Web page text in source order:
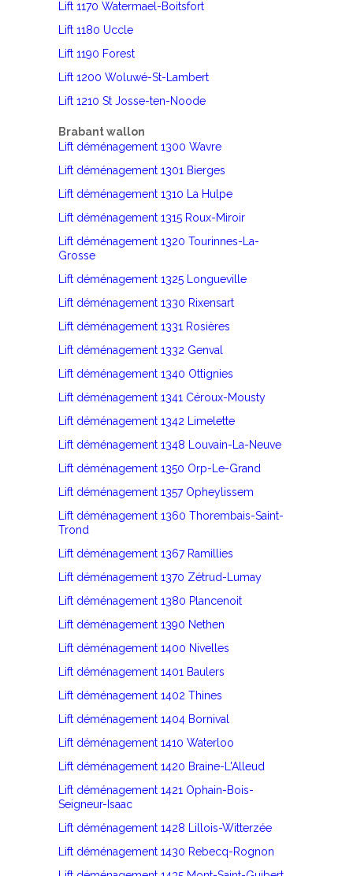
Lift 1170 Watermael-Boitsfort
Lift 1180 Uccle
Lift 1190 Forest
Lift 1200 Woluwé-St-Lambert
Lift 1210 St Josse-ten-Noode
Brabant wallon
Lift déménagement 1300 Wavre
Lift déménagement 1301 Bierges
Lift déménagement 1310 La Hulpe
Lift déménagement 1315 Roux-Miroir
Lift déménagement 1320 Tourinnes-La-
Grosse
Lift déménagement 1325 Longueville
Lift déménagement 1330 Rixensart
Lift déménagement 1331 Rosières
Lift déménagement 1332 Genval
Lift déménagement 1340 Ottignies
Lift déménagement 1341 Céroux-Mousty
Lift déménagement 1342 Limelette
Lift déménagement 1348 Louvain-La-Neuve
Lift déménagement 1350 Orp-Le-Grand
Lift déménagement 1357 Opheylissem
Lift déménagement 1360 Thorembais-Saint-
Trond
Lift déménagement 1367 Ramillies
Lift déménagement 1370 Zétrud-Lumay
Lift déménagement 1380 Plancenoit
Lift déménagement 1390 Nethen
Lift déménagement 1400 Nivelles
Lift déménagement 1401 Baulers
Lift déménagement 1402 Thines
Lift déménagement 1404 Bornival
Lift déménagement 1410 Waterloo
Lift déménagement 1420 Braine-L'Alleud
Lift déménagement 1421 Ophain-Bois-
Seigneur-Isaac
Lift déménagement 1428 Lillois-Witterzée
Lift déménagement 1430 Rebecq-Rognon